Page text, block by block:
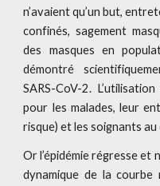
n’avaient qu’un but,
confinés, sagement
des masques en
démontré
SARS-CoV-2.
pour les malades, leur
risque) et les soignants
Or l’épidémie régresse et
dynamique de la courbe